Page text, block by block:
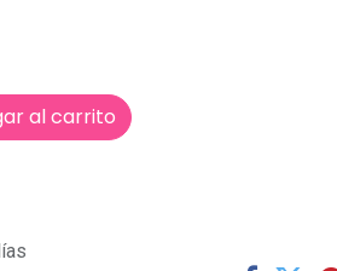
al carrito